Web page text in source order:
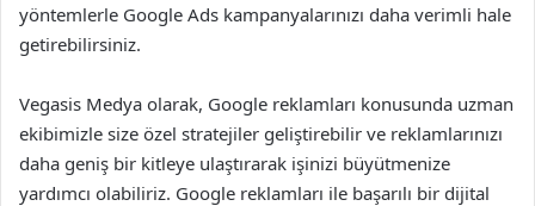
yöntemlerle Google Ads kampanyalarınızı daha verimli hale
getirebilirsiniz.
Vegasis Medya olarak, Google reklamları konusunda uzman
ekibimizle size özel stratejiler geliştirebilir ve reklamlarınızı
daha geniş bir kitleye ulaştırarak işinizi büyütmenize
yardımcı olabiliriz. Google reklamları ile başarılı bir dijital